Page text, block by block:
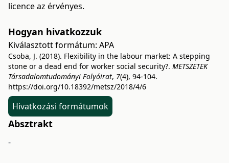
licence az érvényes.
Hogyan hivatkozzuk
Kiválasztott formátum: APA
Csoba, J. (2018). Flexibility in the labour market: A stepping
stone or a dead end for worker social security?. METSZETEK
Társadalomtudományi Folyóirat, 7(4), 94-104.
https://doi.org/10.18392/metsz/2018/4/6
Hivatkozási formátumok
Absztrakt
-